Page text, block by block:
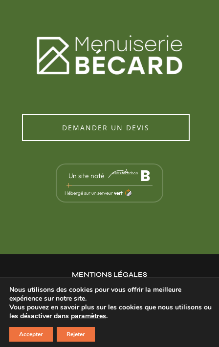
DEMANDER UN DEVIS
Un site noté websitecarbon B
Hébergé sur un serveurvert
MENTIONS LÉGALES
POLITIQUE DE CONFIDENTIALITÉ
©2025 Menuiserie
Becard
Nous utilisons des cookies pour vous offrir la meilleure
expérience sur notre site.
Vous pouvez en savoir plus sur les cookies que nous utilisons ou
les désactiver dans paramètres.
Accepter Rejeter